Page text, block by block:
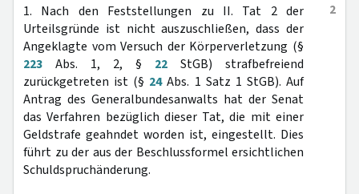
2
1. Nach den Feststellungen zu II. Tat 2 der
Urteilsgründe ist nicht auszuschließen, dass der
Angeklagte vom Versuch der Körperverletzung (§
223 Abs. 1, 2, § 22 StGB) strafbefreiend
zurückgetreten ist (§ 24Abs. 1 Satz 1 StGB). Auf
Antrag des Generalbundesanwalts hat der Senat
das Verfahren bezüglich dieser Tat, die mit einer
Geldstrafe geahndet worden ist, eingestellt. Dies
führt zu der aus der Beschlussformel ersichtlichen
Schuldspruchänderung.